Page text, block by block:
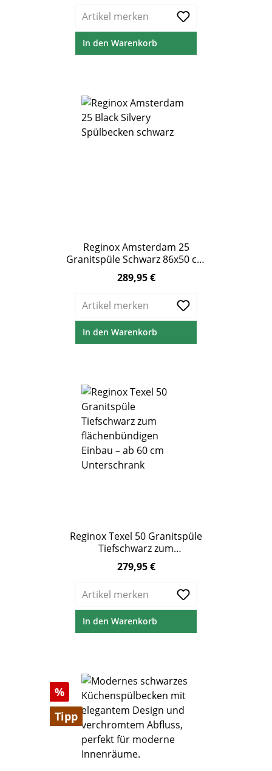
Artikel merken
In den Warenkorb
Reginox Amsterdam 25
Granitspüle Schwarz 86x50 cm
Doppelbecken
Regulärer Preis:
289,95 €
Artikel merken
In den Warenkorb
Reginox Texel 50 Granitspüle
Tiefschwarz zum
flächenbündigen Einbau – ab 60
cm Unterschrank
Regulärer Preis:
279,95 €
Artikel merken
In den Warenkorb
Rabatt
%
Tipp